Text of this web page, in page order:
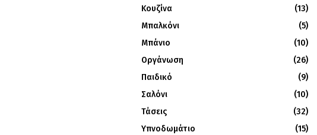
Κουζίνα
(13)
Μπαλκόνι
(5)
Μπάνιο
(10)
Οργάνωση
(26)
Παιδικό
(9)
Σαλόνι
(10)
Τάσεις
(32)
Υπνοδωμάτιο
(15)